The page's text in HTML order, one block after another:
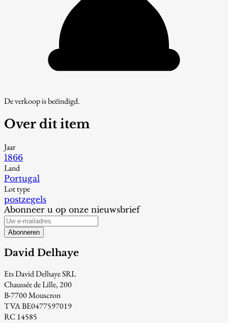
De verkoop is beëindigd.
Over dit item
Jaar
1866
Land
Portugal
Lot type
postzegels
Abonneer u op onze nieuwsbrief
Abonneren
David Delhaye
Ets David Delhaye SRL
Chaussée de Lille, 200
B-7700 Mouscron
TVA BE0477597019
RC 14585